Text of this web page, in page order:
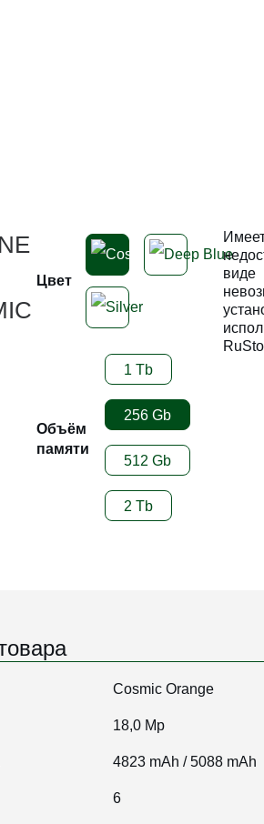
Цвет
Объём
памяти
1 Tb
256 Gb
512 Gb
2 Tb
виде
Cosmic Orange
18,0 Mp
4823 mAh / 5088 mAh
6